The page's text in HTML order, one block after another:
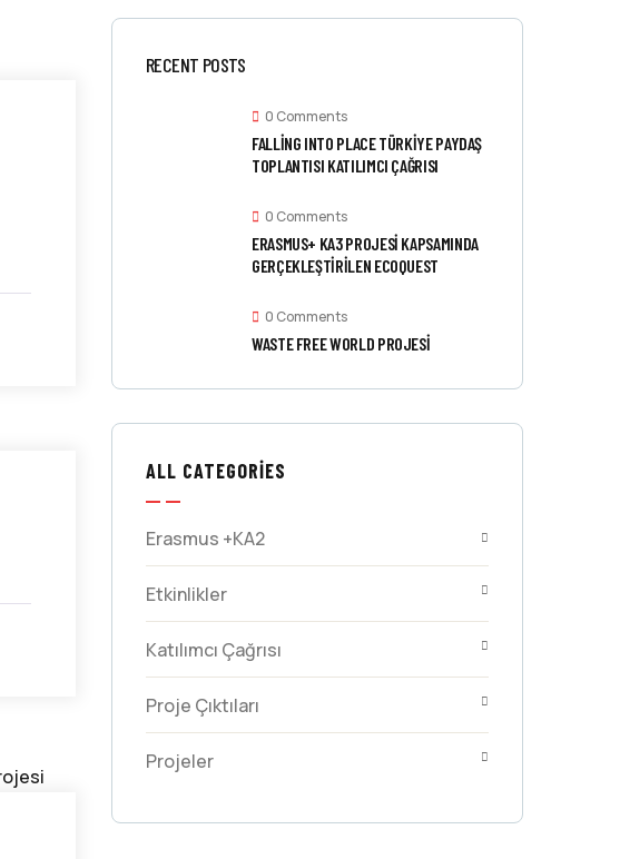
RECENT POSTS
0 Comments
FALLING INTO PLACE TÜRKIYE PAYDAŞ
TOPLANTISI KATILIMCI ÇAĞRISI
0 Comments
ERASMUS+ KA3 PROJESI KAPSAMINDA
GERÇEKLEŞTIRILEN ECOQUEST
0 Comments
WASTE FREE WORLD PROJESİ
ALL CATEGORIES
Erasmus +KA2
Etkinlikler
Katılımcı Çağrısı
Proje Çıktıları
Projeler